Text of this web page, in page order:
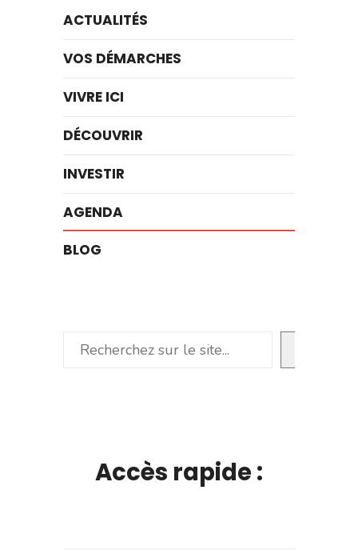
ACTUALITÉS
VOS DÉMARCHES
VIVRE ICI
DÉCOUVRIR
INVESTIR
AGENDA
BLOG
Rechercher
Accès rapide :